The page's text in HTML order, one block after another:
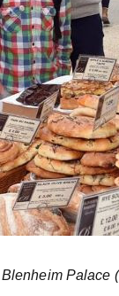
Palace